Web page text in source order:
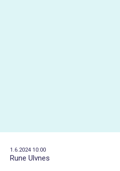
1.6.2024 10:00
Rune Ulvnes